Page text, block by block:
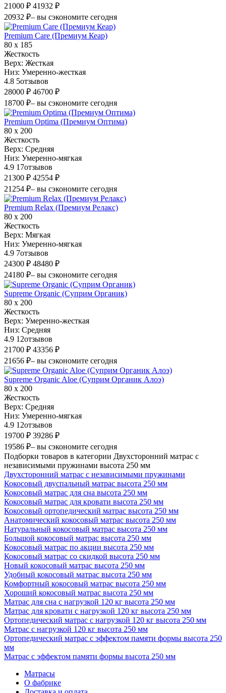
21000 ₽ 41932 ₽
20932 ₽– вы сэкономите сегодня
Premium Care (Премиум Кеар)
80 х 185
Жесткость
Верх: Жесткая
Низ: Умеренно-жесткая
4.8 5отзывов
28000 ₽ 46700 ₽
18700 ₽– вы сэкономите сегодня
Premium Optima (Премиум Оптима)
80 х 200
Жесткость
Верх: Средняя
Низ: Умеренно-мягкая
4.9 17отзывов
21300 ₽ 42554 ₽
21254 ₽– вы сэкономите сегодня
Premium Relax (Премиум Релакс)
80 х 200
Жесткость
Верх: Мягкая
Низ: Умеренно-мягкая
4.9 7отзывов
24300 ₽ 48480 ₽
24180 ₽– вы сэкономите сегодня
Supreme Organic (Суприм Органик)
80 х 200
Жесткость
Верх: Умеренно-жесткая
Низ: Средняя
4.9 12отзывов
21700 ₽ 43356 ₽
21656 ₽– вы сэкономите сегодня
Supreme Organic Aloe (Суприм Органик Алоэ)
80 х 200
Жесткость
Верх: Средняя
Низ: Умеренно-мягкая
4.9 12отзывов
19700 ₽ 39286 ₽
19586 ₽– вы сэкономите сегодня
Подборки товаров в категории Двухсторонний матрас с
независимыми пружинами высота 250 мм
Двухсторонний матрас с независимыми пружинами
Кокосовый двуспальный матрас высота 250 мм
Кокосовый матрас для сна высота 250 мм
Кокосовый матрас для кровати высота 250 мм
Кокосовый ортопедический матрас высота 250 мм
Анатомический кокосовый матрас высота 250 мм
Натуральный кокосовый матрас высота 250 мм
Большой кокосовый матрас высота 250 мм
Кокосовый матрас по акции высота 250 мм
Кокосовый матрас со скидкой высота 250 мм
Новый кокосовый матрас высота 250 мм
Удобный кокосовый матрас высота 250 мм
Комфортный кокосовый матрас высота 250 мм
Хороший кокосовый матрас высота 250 мм
Матрас для сна с нагрузкой 120 кг высота 250 мм
Матрас для кровати с нагрузкой 120 кг высота 250 мм
Ортопедический матрас с нагрузкой 120 кг высота 250 мм
Матрас с нагрузкой 120 кг высота 250 мм
Ортопедический матрас с эффектом памяти формы высота 250
мм
Матрас с эффектом памяти формы высота 250 мм
Матрасы
О фабрике